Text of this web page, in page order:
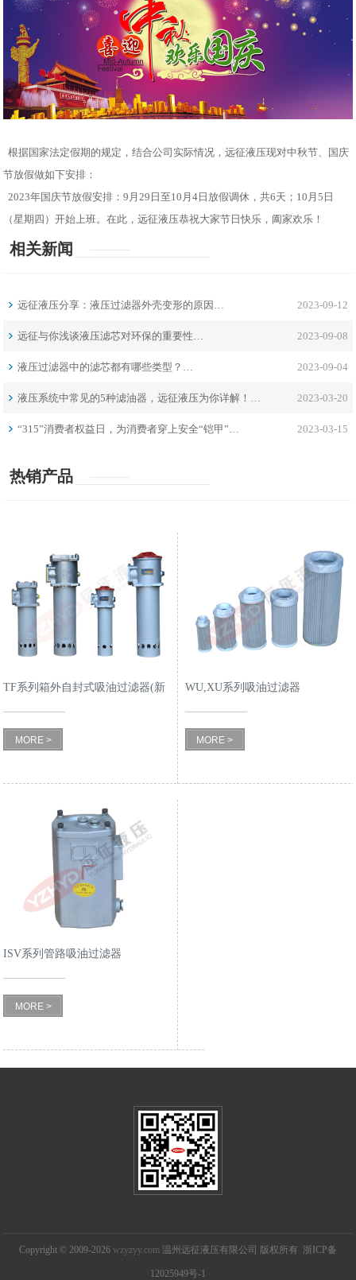
根据国家法定假期的规定，结合公司实际情况，远征液压现对中秋节、国庆
节放假做如下安排：
2023年国庆节放假安排：9月29日至10月4日放假调休，共6天；10月5日
（星期四）开始上班。在此，远征液压恭祝大家节日快乐，阖家欢乐！
相关新闻
远征液压分享：液压过滤器外壳变形的原因… 2023-09-12
远征与你浅谈液压滤芯对环保的重要性… 2023-09-08
液压过滤器中的滤芯都有哪些类型？… 2023-09-04
液压系统中常见的5种滤油器，远征液压为你详解！… 2023-03-20
“315”消费者权益日，为消费者穿上安全“铠甲”… 2023-03-15
热销产品
TF系列箱外自封式吸油过滤器(新
型结构代替LXZ系列)
MORE >
WU,XU系列吸油过滤器
MORE >
ISV系列管路吸油过滤器
MORE >
Copyright © 2009-2026 wzyzyy.com 温州远征液压有限公司 版权所有 浙ICP备
12025949号-1